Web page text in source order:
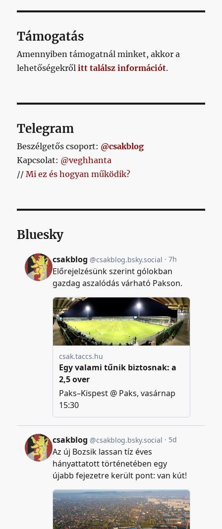
Támogatás
Amennyiben támogatnál minket, akkor a
lehetőségekrőlitt találsz információt.
Telegram
Beszélgetős csoport: @csakblog
Kapcsolat: @veghhanta
//Mi ez és hogyan működik?
Bluesky